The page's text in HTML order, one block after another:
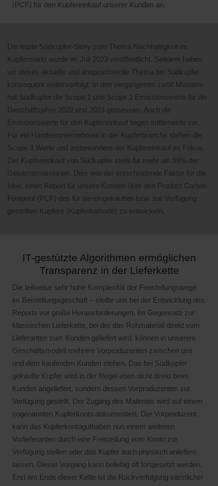
(PCF) für den Kupfereinkauf unserer Kunden an.
Die letzte Südkupfer-Story zum Thema Nachhaltigkeit im
Kupfermarkt wurde im Juli 2023 veröffentlicht. Seitdem haben
wir dieses aktuelle und anspruchsvolle Thema bei Südkupfer
konsequent weiterverfolgt. In den vergangenen zwölf Monaten
hat Südkupfer die Scope 1 und Scope 2 Emissionswerte für die
Geschäftsjahre 2022 und 2023 gemessen. Auch die
Emissionswerte für den Kupfereinkauf liegen mittlerweile vor.
Für ein Handelsunternehmen in der Kupferbranche stehen die
Scope 3 Werte und insbesondere der Kupfereinkauf im Fokus.
Der Kupfereinkauf von Südkupfer steht für mehr als 99% der
Gesamtemissionen. Dies war der entscheidende Faktor für die
Idee, einen Report für unsere Kunden über den Product Carbon
Footprint (PCF) des für sie eingekauften bzw. zur Verfügung
gestellten Kupfers (Kupferkathode) zu entwickeln.
IT-gestützte Algorithmen ermöglichen
Transparenz in der Lieferkette
Die teilweise sehr hohe Komplexität der Freistellungswege
im Beistellungsgeschäft – stellte uns bei der Entwicklung des
Reports vor große Herausforderungen. Im Gegensatz zur
klassischen Lieferkette, bei der das Rohmaterial direkt vom
Lieferanten zum Kunden geliefert wird, können in unserem
Geschäftsmodell mehrere Vorproduzenten zwischen uns
und dem kaufenden Kunden stehen. Das bei Südkupfer
gekaufte Kupfer wird in der Regel eben nicht direkt beim
Kunden angeliefert, sondern dessen Vorproduzenten zur
Verfügung gestellt. Der Zugang des Materials wird auf einem
sogenannten Kupferkonto dokumentiert. Der Vorproduzent
kann das Kupferkontoguthaben nun einem weiteren
Vorlieferanten durch eine Freistellung vom Konto zur
Verfügung stellen oder das Kupfer auch physisch anliefern
lassen. Dieser Vorgang kann beliebig oft fortgesetzt werden.
Erst am Ende dieser Kette ist die Rückverfolgung sämtlicher